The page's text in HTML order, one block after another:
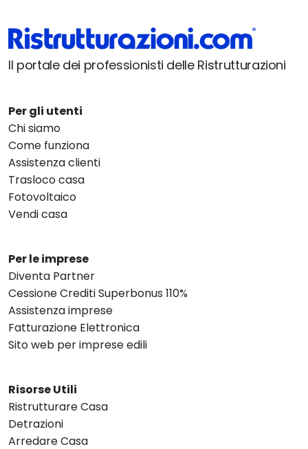
Il portale dei professionisti delle Ristrutturazioni
Per gli utenti
Chi siamo
Come funziona
Assistenza clienti
Trasloco casa
Fotovoltaico
Vendi casa
Per le imprese
Diventa Partner
Cessione Crediti Superbonus 110%
Assistenza imprese
Fatturazione Elettronica
Sito web per imprese edili
Risorse Utili
Ristrutturare Casa
Detrazioni
Arredare Casa